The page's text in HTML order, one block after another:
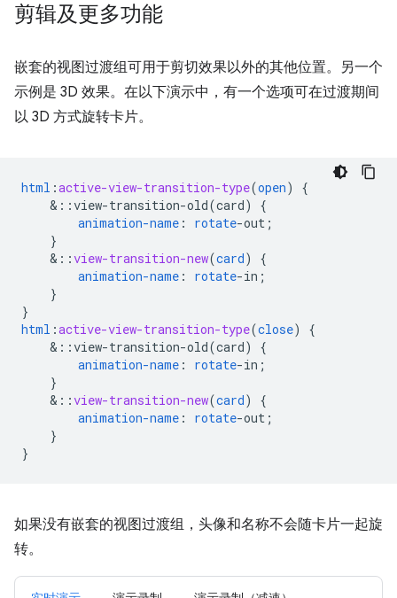
剪辑及更多功能
嵌套的视图过渡组可用于剪切效果以外的其他位置。另一个
示例是 3D 效果。在以下演示中，有一个选项可在过渡期间
以 3D 方式旋转卡片。
html :active-view-transition-type(open)
{
& ::view-transition-old(card)
{
animation-name : rotate-out ;
}
& ::view-transition-new(card)
{
animation-name : rotate-in ;
}
}
html :active-view-transition-type(close)
{
& ::view-transition-old(card)
{
animation-name : rotate-in ;
}
& ::view-transition-new(card)
{
animation-name : rotate-out ;
}
}
如果没有嵌套的视图过渡组，头像和名称不会随卡片一起旋
转。